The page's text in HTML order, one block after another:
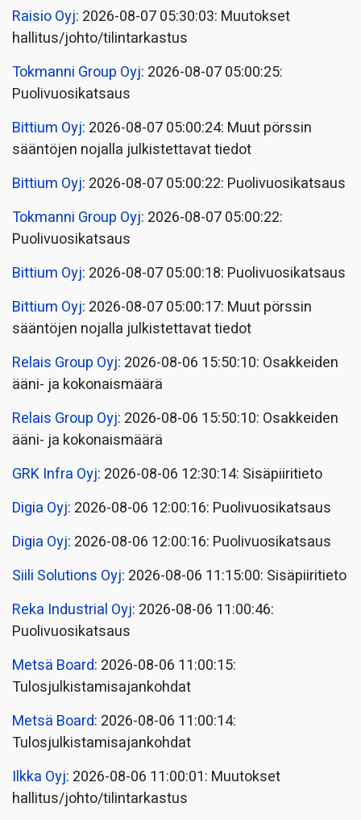
Raisio Oyj: 2026-08-07 05:30:03: Muutokset
hallitus/johto/tilintarkastus
Tokmanni Group Oyj: 2026-08-07 05:00:25:
Puolivuosikatsaus
Bittium Oyj: 2026-08-07 05:00:24: Muut pörssin
sääntöjen nojalla julkistettavat tiedot
Bittium Oyj: 2026-08-07 05:00:22: Puolivuosikatsaus
Tokmanni Group Oyj: 2026-08-07 05:00:22:
Puolivuosikatsaus
Bittium Oyj: 2026-08-07 05:00:18: Puolivuosikatsaus
Bittium Oyj: 2026-08-07 05:00:17: Muut pörssin
sääntöjen nojalla julkistettavat tiedot
Relais Group Oyj: 2026-08-06 15:50:10: Osakkeiden
ääni- ja kokonaismäärä
Relais Group Oyj: 2026-08-06 15:50:10: Osakkeiden
ääni- ja kokonaismäärä
GRK Infra Oyj: 2026-08-06 12:30:14: Sisäpiiritieto
Digia Oyj: 2026-08-06 12:00:16: Puolivuosikatsaus
Digia Oyj: 2026-08-06 12:00:16: Puolivuosikatsaus
Siili Solutions Oyj: 2026-08-06 11:15:00: Sisäpiiritieto
Reka Industrial Oyj: 2026-08-06 11:00:46:
Puolivuosikatsaus
Metsä Board: 2026-08-06 11:00:15:
Tulosjulkistamisajankohdat
Metsä Board: 2026-08-06 11:00:14:
Tulosjulkistamisajankohdat
Ilkka Oyj: 2026-08-06 11:00:01: Muutokset
hallitus/johto/tilintarkastus